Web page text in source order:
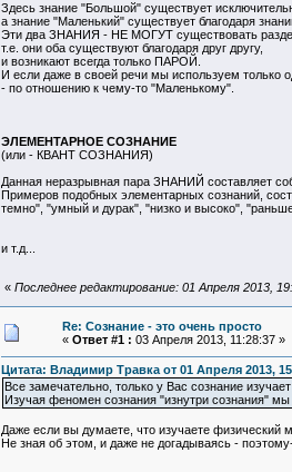
Здесь знание "Большой" существует
а знание "Маленький" существует благодаря
Эти два ЗНАНИЯ - НЕ МОГУТ существовать
т.е. они оба существуют благодаря друг другу,
и возникают всегда только ПАРОЙ.
И если даже в своей речи мы используем
- по отношению к чему-то "Маленькому".
ЭЛЕМЕНТАРНОЕ СОЗНАНИЕ
(или - КВАНТ СОЗНАНИЯ)
Данная неразрывная пара ЗНАНИЙ
Примеров подобных элементарных сознаний,
темно", "умный и дурак", "низко и высоко",
и т.д...
« Последнее редактирование: 01 Апреля 2013,
Re: Сознание - это очень просто
« Ответ #1 : 03 Апреля 2013, 11:28:37 »
Цитата: Владимир Травка от 01 Апреля 2013,
Все замечательно, только у Вас сознание
Изучая феномен сознания "изнутри сознания"
Даже если вы думаете, что изучаете
Не зная об этом, и даже не догадываясь -